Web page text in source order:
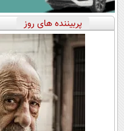
پربیننده های روز